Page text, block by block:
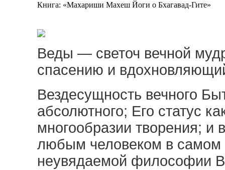
Книга: «Махариши Махеш Йоги о Бхагавад-Гите»
Веды — светоч вечной
спасению и
Вездесущность вечного
абсолютного; Его статус
многообразии творения; и
любым человеком в самом
неувядаемой философии